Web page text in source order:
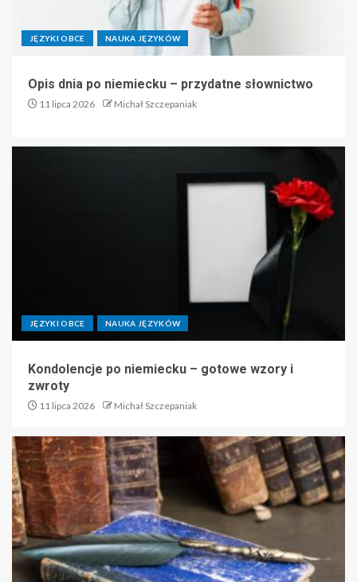
JĘZYKI OBCE NAUKA JĘZYKÓW
Opis dnia po niemiecku – przydatne słownictwo
11 lipca 2026 Michał Szczepaniak
JĘZYKI OBCE NAUKA JĘZYKÓW
Kondolencje po niemiecku – gotowe wzory i
zwroty
11 lipca 2026 Michał Szczepaniak